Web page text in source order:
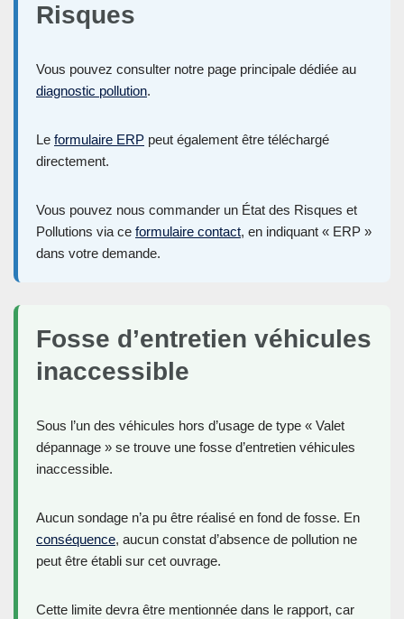
Risques
Vous pouvez consulter notre page principale dédiée au
diagnostic pollution.
Le formulaire ERP peut également être téléchargé
directement.
Vous pouvez nous commander un État des Risques et
Pollutions via ce formulaire contact, en indiquant « ERP »
dans votre demande.
Fosse d’entretien véhicules
inaccessible
Sous l’un des véhicules hors d’usage de type « Valet
dépannage » se trouve une fosse d’entretien véhicules
inaccessible.
Aucun sondage n’a pu être réalisé en fond de fosse. En
conséquence, aucun constat d’absence de pollution ne
peut être établi sur cet ouvrage.
Cette limite devra être mentionnée dans le rapport, car